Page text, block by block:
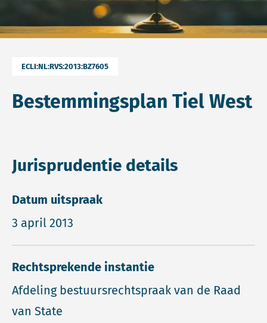
ECLI:NL:RVS:2013:BZ7605
Bestemmingsplan Tiel West
Jurisprudentie details
Datum uitspraak
3 april 2013
Rechtsprekende instantie
Afdeling bestuursrechtspraak van de Raad
van State